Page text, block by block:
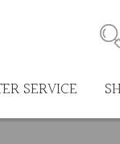
SERVICE